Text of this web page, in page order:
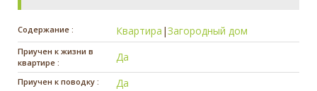
Содержание : Квартира |Загородный дом
Приучен к жизни в
квартире :
Да
Приучен к поводку : Да